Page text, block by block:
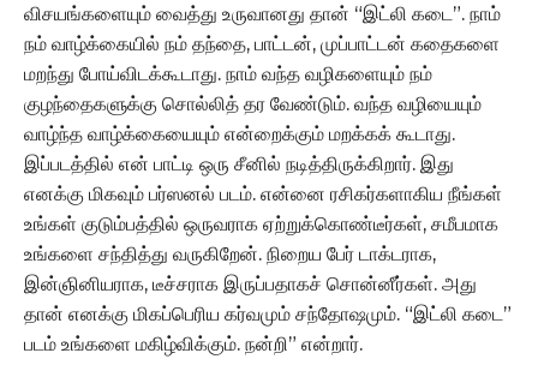
விசயங்களையும் வைத்து உருவானது தான் “இட்லி கடை”. நாம்
நம் வாழ்க்கையில் நம் தந்தை, பாட்டன், முப்பாட்டன் கதைகளை
மறந்து போய்விடக்கூடாது. நாம் வந்த வழிகளையும் நம்
குழந்தைகளுக்கு சொல்லித் தர வேண்டும். வந்த வழியையும்
வாழ்ந்த வாழ்க்கையையும் என்றைக்கும் மறக்கக் கூடாது.
இப்படத்தில் என் பாட்டி ஒரு சீனில் நடித்திருக்கிறார். இது
எனக்கு மிகவும் பர்ஸனல் படம். என்னை ரசிகர்களாகிய நீங்கள்
உங்கள் குடும்பத்தில் ஒருவராக ஏற்றுக்கொண்டீர்கள், சமீபமாக
உங்களை சந்தித்து வருகிறேன். நிறைய பேர் டாக்டராக,
இன்ஞினியராக, டீச்சராக இருப்பதாகச் சொன்னீர்கள். அது
தான் எனக்கு மிகப்பெரிய கர்வமும் சந்தோஷமும். “இட்லி கடை”
படம் உங்களை மகிழ்விக்கும். நன்றி” என்றார்.